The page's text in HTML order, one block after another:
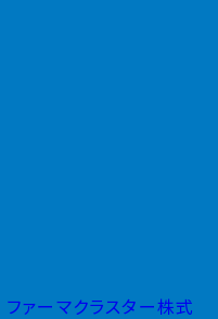
ファーマクラスター株式